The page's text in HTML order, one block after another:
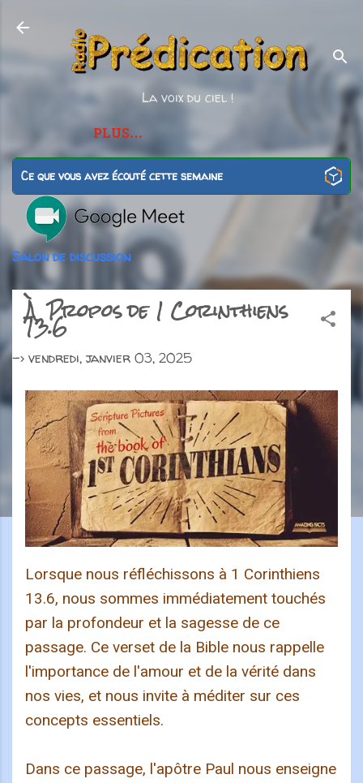
La voix du ciel !
PLUS…
Ce que vous avez écouté cette semaine
Salon de discussion
À Propos de 1 Corinthiens
13.6
-> vendredi, janvier 03, 2025
Lorsque nous réfléchissons à 1 Corinthiens
13.6, nous sommes immédiatement touchés
par la profondeur et la sagesse de ce
passage. Ce verset de la Bible nous rappelle
l'importance de l'amour et de la vérité dans
nos vies, et nous invite à méditer sur ces
concepts essentiels.
Dans ce passage, l'apôtre Paul nous enseigne